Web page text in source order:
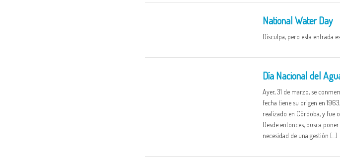
National Water Day
Disculpa, pero esta entrada
Día Nacional del
Ayer, 31 de marzo, se
fecha tiene su origen en
realizado en Córdoba, y fue
Desde entonces, busca
necesidad de una gestión […]